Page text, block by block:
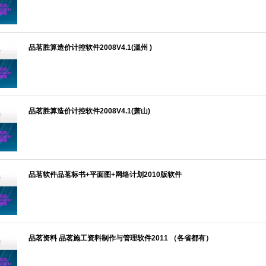
品茗胜算造价计控软件2008V4.1(温州 )
品茗胜算造价计控软件2008V4.1(萧山)
品茗软件品茗标书+平面图+网络计划2010版软件
品茗资料 品茗施工资料制作与管理软件2011 （各省都有）